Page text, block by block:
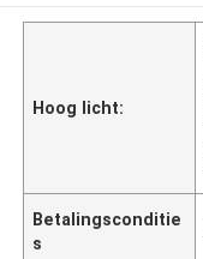
Hoog licht:
Betalingsconditie
s